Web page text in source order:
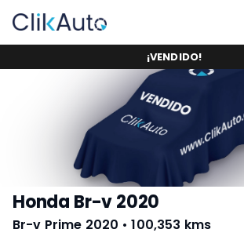
¡VENDIDO!
Honda Br-v 2020
Br-v Prime 2020 • 100,353 kms